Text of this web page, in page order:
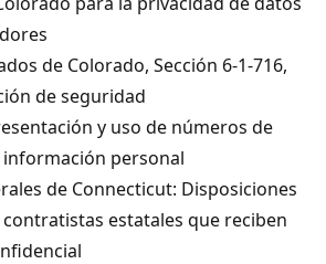
de Colorado, Sección 6-1-716,
de seguridad
y uso de números de
personal
de Connecticut: Disposiciones
estatales que reciben